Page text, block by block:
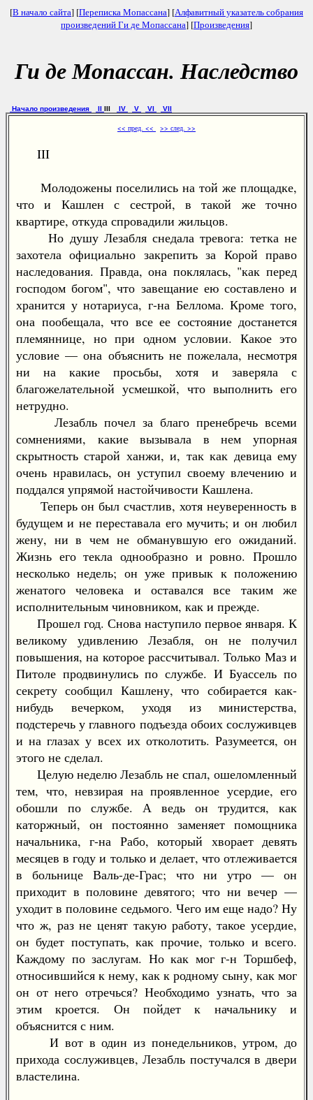
[В начало сайта] [Переписка Мопассана] [Алфавитный указатель собрания
произведений Ги де Мопассана] [Произведения]
Ги де Мопассан. Наследство
Начало произведения II III IV V VI VII
<< пред. << >> след. >>
III
Молодожены поселились на той же площадке,
что и Кашлен с сестрой, в такой же точно
квартире, откуда спровадили жильцов.
Но душу Лезабля снедала тревога: тетка не
захотела официально закрепить за Корой право
наследования. Правда, она поклялась, "как перед
господом богом", что завещание ею составлено и
хранится у нотариуса, г-на Беллома. Кроме того,
она пообещала, что все ее состояние достанется
племяннице, но при одном условии. Какое это
условие — она объяснить не пожелала, несмотря
ни на какие просьбы, хотя и заверяла с
благожелательной усмешкой, что выполнить его
нетрудно.
Лезабль почел за благо пренебречь всеми
сомнениями, какие вызывала в нем упорная
скрытность старой ханжи, и, так как девица ему
очень нравилась, он уступил своему влечению и
поддался упрямой настойчивости Кашлена.
Теперь он был счастлив, хотя неуверенность в
будущем и не переставала его мучить; и он любил
жену, ни в чем не обманувшую его ожиданий.
Жизнь его текла однообразно и ровно. Прошло
несколько недель; он уже привык к положению
женатого человека и оставался все таким же
исполнительным чиновником, как и прежде.
Прошел год. Снова наступило первое января. К
великому удивлению Лезабля, он не получил
повышения, на которое рассчитывал. Только Маз и
Питоле продвинулись по службе. И Буассель по
секрету сообщил Кашлену, что собирается как-
нибудь вечерком, уходя из министерства,
подстеречь у главного подъезда обоих сослуживцев
и на глазах у всех их отколотить. Разумеется, он
этого не сделал.
Целую неделю Лезабль не спал, ошеломленный
тем, что, невзирая на проявленное усердие, его
обошли по службе. А ведь он трудится, как
каторжный, он постоянно заменяет помощника
начальника, г-на Рабо, который хворает девять
месяцев в году и только и делает, что отлеживается
в больнице Валь-де-Грас; что ни утро — он
приходит в половине девятого; что ни вечер —
уходит в половине седьмого. Чего им еще надо? Ну
что ж, раз не ценят такую работу, такое усердие,
он будет поступать, как прочие, только и всего.
Каждому по заслугам. Но как мог г-н Торшбеф,
относившийся к нему, как к родному сыну, как мог
он от него отречься? Необходимо узнать, что за
этим кроется. Он пойдет к начальнику и
объяснится с ним.
И вот в один из понедельников, утром, до
прихода сослуживцев, Лезабль постучался в двери
властелина.